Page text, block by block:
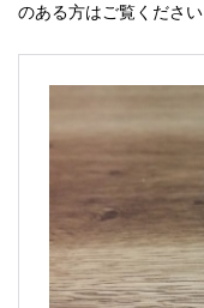
のある方はご覧くださ